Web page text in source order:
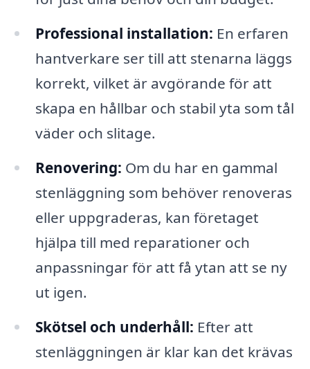
Professional installation: En erfaren
hantverkare ser till att stenarna läggs
korrekt, vilket är avgörande för att
skapa en hållbar och stabil yta som tål
väder och slitage.
Renovering: Om du har en gammal
stenläggning som behöver renoveras
eller uppgraderas, kan företaget
hjälpa till med reparationer och
anpassningar för att få ytan att se ny
ut igen.
Skötsel och underhåll: Efter att
stenläggningen är klar kan det krävas